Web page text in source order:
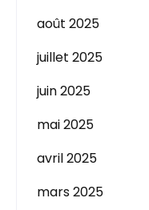
août 2025
juillet 2025
juin 2025
mai 2025
avril 2025
mars 2025